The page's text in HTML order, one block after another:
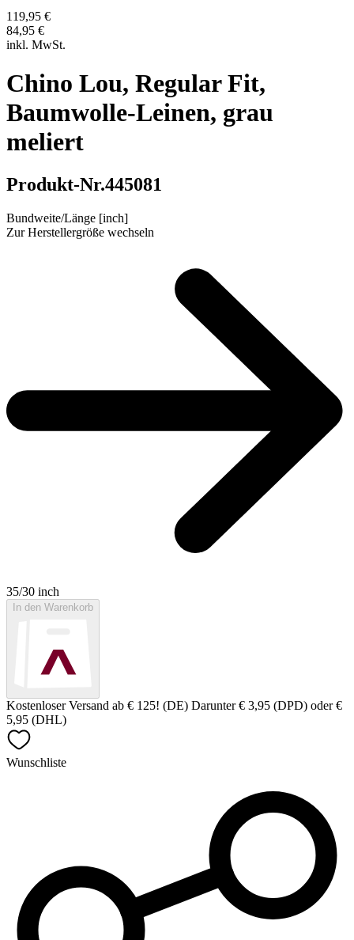
119,95 €
84,95 €
inkl. MwSt.
Chino Lou, Regular Fit,
Baumwolle-Leinen, grau
meliert
Produkt-Nr.445081
Bundweite/Länge [inch]
Zur Herstellergröße wechseln
35/30 inch
In den Warenkorb
Kostenloser Versand ab € 125! (DE) Darunter € 3,95 (DPD) oder €
5,95 (DHL)
Wunschliste